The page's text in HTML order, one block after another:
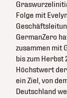
Folge mit
GermanZero
zusammen mit
bis zum Herbst
Höchstwert
ein Ziel, von
Deutschland